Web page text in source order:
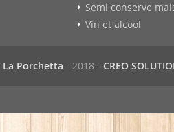
Semi conserve
Vin et alcool
La Porchetta - 2018 - CREO